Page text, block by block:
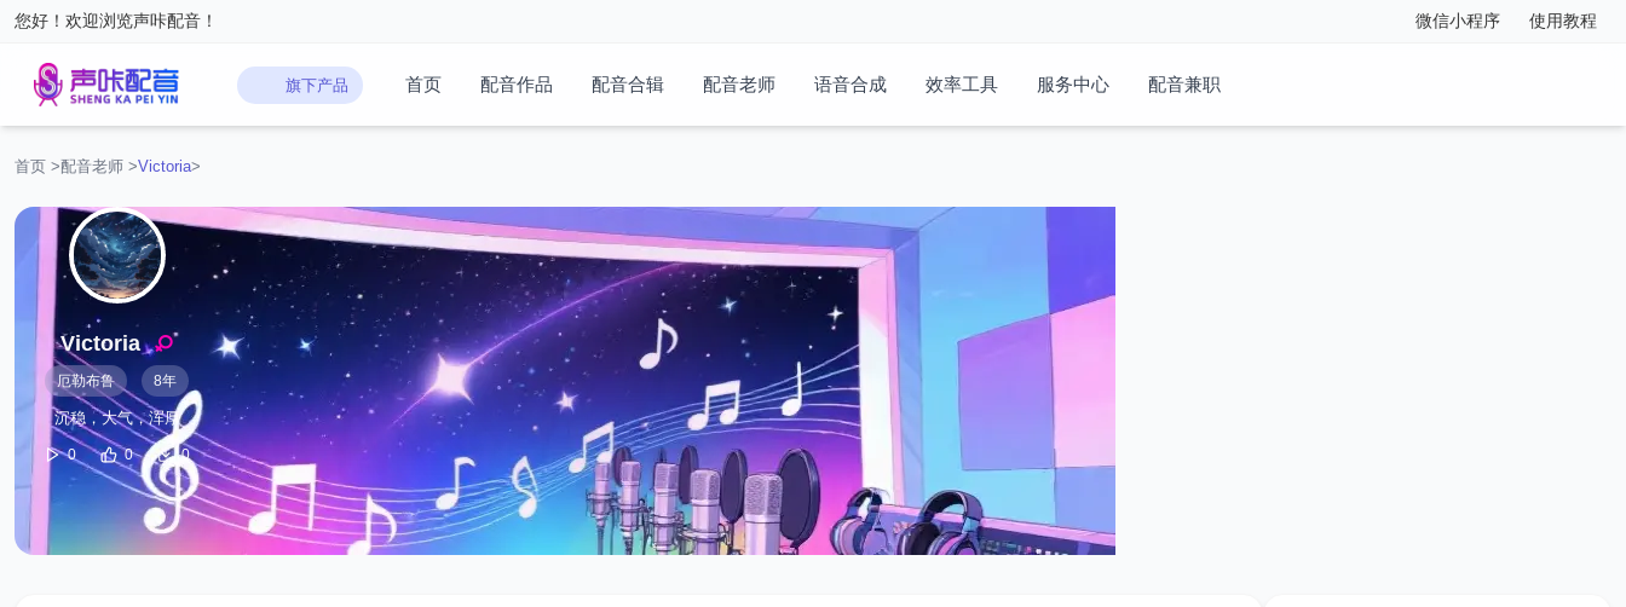
您好！欢迎浏览声咔配音！ 微信小程序 使用教程
旗下产品 首页 配音作品 配音合辑 配音老师 语音合成 效率工具 服务中心 配音兼职
首页 >配音老师 >Victoria>
Victoria
厄勒布鲁 8年
沉稳，大气，浑厚
0 0 0